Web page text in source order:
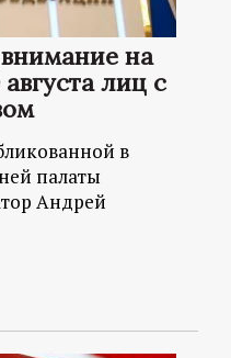
на
лиц с
в
палаты
Андрей